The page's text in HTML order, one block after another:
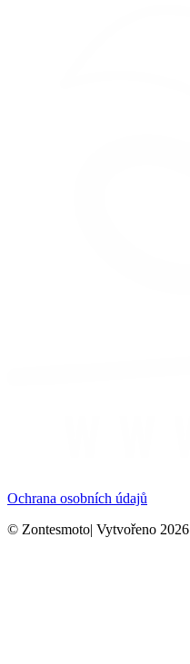
Ochrana osobních údajů
© Zontesmoto| Vytvořeno 2026